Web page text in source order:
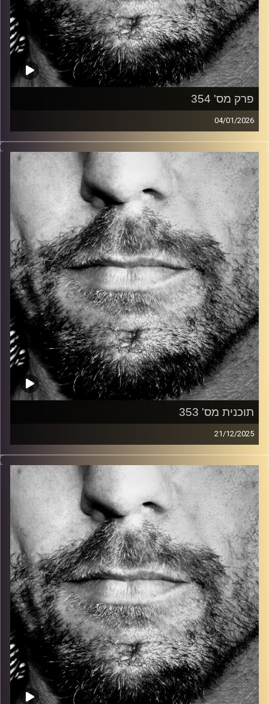
פרק מס' 354
04/01/2026
זיפים, מוזיקה מחוספסת של הופעות חיות. הרבה ג'אם, רוק,
בלוז, bluegrass, ג'אז, Fאנק, פרוגרסיב ואפילו אלקטרוניקה.
כל מה שחי, אמיתי ונושם.
עם שמוליק רגב.
קרדיט תמונות: David Goehring
תוכנית מס' 353
21/12/2025
זיפים, מוזיקה מחוספסת של הופעות חיות. הרבה ג'אם, רוק,
בלוז, bluegrass, ג'אז, Fאנק, פרוגרסיב ואפילו אלקטרוניקה.
כל מה שחי, אמיתי ונושם.
עם שמוליק רגב.
קרדיט תמונות: David Goehring